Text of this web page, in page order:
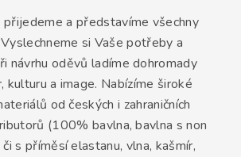
přijedeme a představíme všechny
si Vaše potřeby a
návrhu oděvů ladíme dohromady
kulturu a image. Nabízíme široké
od českých i zahraničních
(100% bavlna, bavlna s non
s příměsí elastanu, vlna, kašmír,